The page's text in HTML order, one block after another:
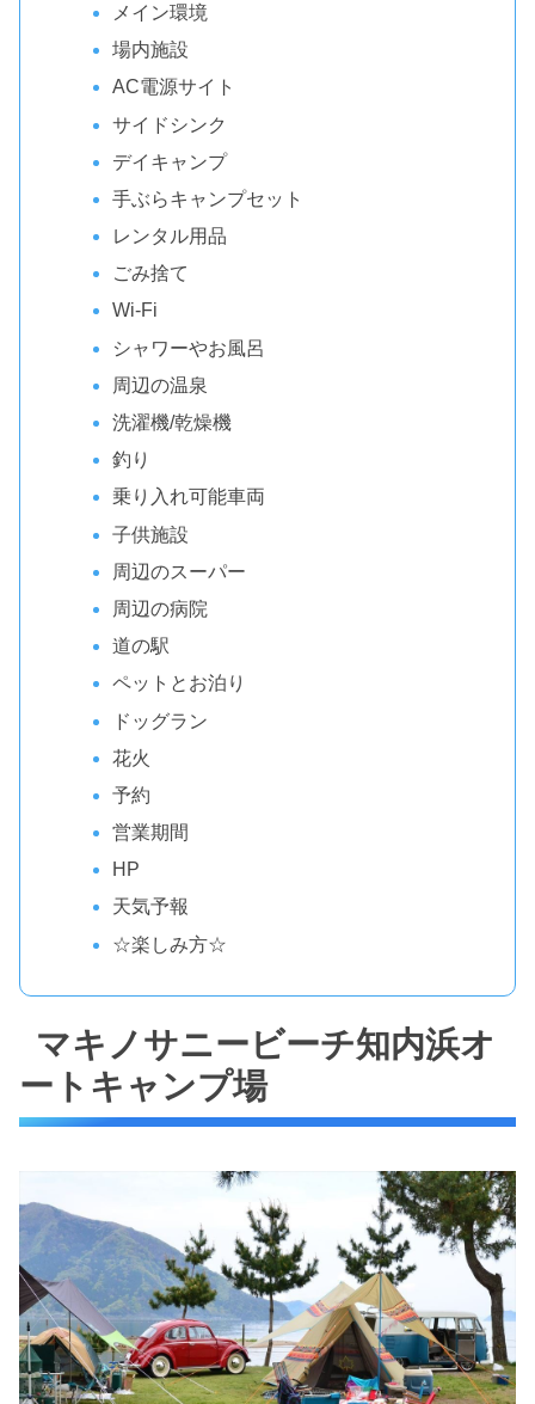
メイン環境
場内施設
AC電源サイト
サイドシンク
デイキャンプ
手ぶらキャンプセット
レンタル用品
ごみ捨て
Wi-Fi
シャワーやお風呂
周辺の温泉
洗濯機/乾燥機
釣り
乗り入れ可能車両
子供施設
周辺のスーパー
周辺の病院
道の駅
ペットとお泊り
ドッグラン
花火
予約
営業期間
HP
天気予報
☆楽しみ方☆
マキノサニービーチ知内浜オ
ートキャンプ場